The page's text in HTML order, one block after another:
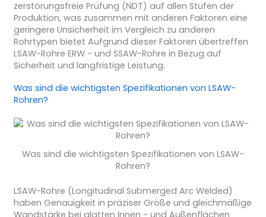
zerstörungsfreie Prüfung (NDT) auf allen Stufen der
Produktion, was zusammen mit anderen Faktoren eine
geringere Unsicherheit im Vergleich zu anderen
Rohrtypen bietet Aufgrund dieser Faktoren übertreffen
LSAW-Rohre ERW - und SSAW-Rohre in Bezug auf
Sicherheit und langfristige Leistung.
Was sind die wichtigsten Spezifikationen von LSAW-
Rohren?
Was sind die wichtigsten Spezifikationen von LSAW-
Rohren?
LSAW-Rohre (Longitudinal Submerged Arc Welded)
haben Genauigkeit in präziser Größe und gleichmäßige